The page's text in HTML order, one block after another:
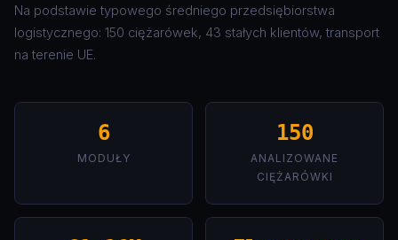
Na podstawie typowego średniego przedsiębiorstwa
logistycznego: 150 ciężarówek, 43 stałych klientów, transport
na terenie UE.
6
MODUŁY
150
ANALIZOWANE
CIĘŻARÓWKI